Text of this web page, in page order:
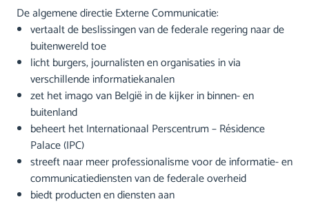
De algemene directie Externe Communicatie:
vertaalt de beslissingen van de federale regering naar de
buitenwereld toe
licht burgers, journalisten en organisaties in via
verschillende informatiekanalen
zet het imago van België in de kijker in binnen- en
buitenland
beheert het Internationaal Perscentrum – Résidence
Palace (IPC)
streeft naar meer professionalisme voor de informatie- en
communicatiediensten van de federale overheid
biedt producten en diensten aan